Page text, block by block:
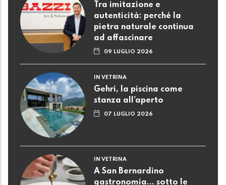
Tra imitazione e
autenticità: perché la
pietra naturale continua
ad affascinare
09 LUGLIO 2026
IN VETRINA
Gehri, la piscina come
stanza all’aperto
07 LUGLIO 2026
IN VETRINA
A San Bernardino
gastronomia... sotto le